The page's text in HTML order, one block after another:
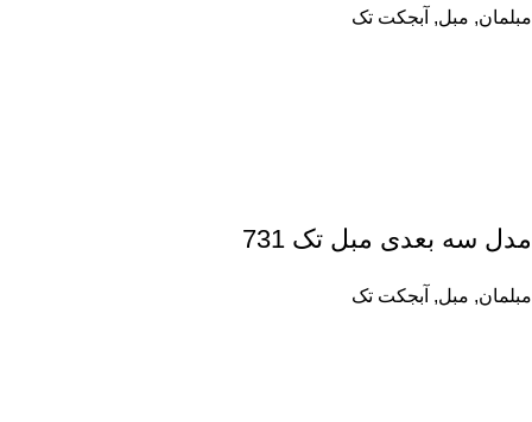
مبلمان, مبل, آبجکت تک
مدل سه بعدی مبل تک 731
مبلمان, مبل, آبجکت تک